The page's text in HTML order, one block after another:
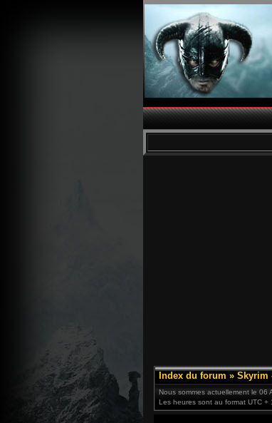
Index du forum » Skyrim
Nous sommes actuellement le 06
Les heures sont au format UTC +